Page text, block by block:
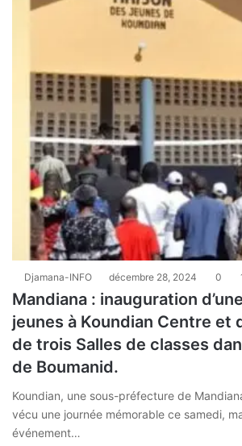
Djamana-INFO décembre 28, 2024 0
Mandiana : inauguration
jeunes à Koundian Centre et
de trois Salles de classes
de Boumanid.
Koundian, une sous-préfecture de
vécu une journée mémorable ce samedi,
événement…